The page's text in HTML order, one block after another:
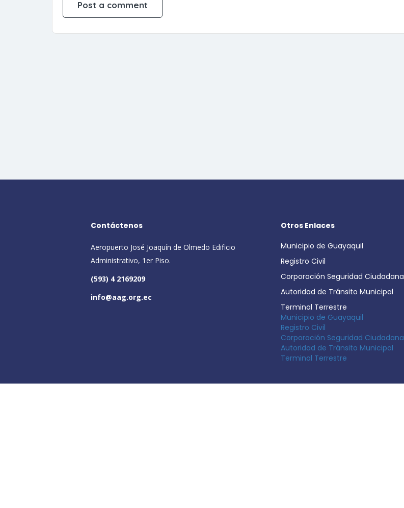
Contáctenos
Aeropuerto José Joaquín de Olmedo Edificio
Administrativo, 1er Piso.
(593) 4 2169209
info@aag.org.ec
Otros Enlaces
Municipio de Guayaquil
Registro Civil
Corporación Seguridad Ciudadana
Autoridad de Tránsito Municipal
Terminal Terrestre
Municipio de Guayaquil
Registro Civil
Corporación Seguridad Ciudadana
Autoridad de Tránsito Municipal
Terminal Terrestre